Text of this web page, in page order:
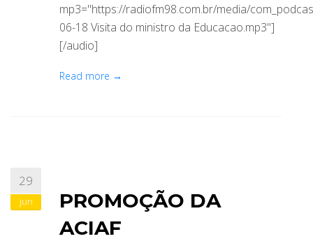
mp3="https://radiofm98.com.br/media/
06-18 Visita do ministro da Educacao.mp3"]
[/audio]
Read more →
29
jun
PROMOÇÃO DA
ACIAF